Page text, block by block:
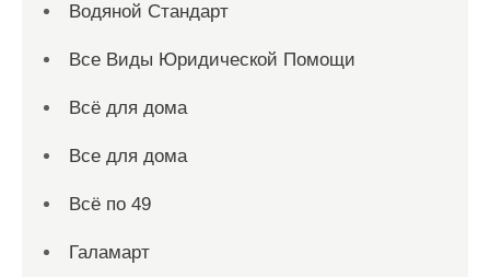
Водяной Стандарт
Все Виды Юридической Помощи
Всё для дома
Все для дома
Всё по 49
Галамарт